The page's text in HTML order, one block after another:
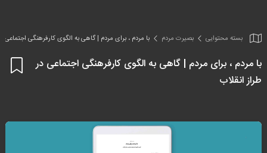
بسته محتوایی بصیرت مردم با مردم ، برای مردم | گاهی به الگوی کارفرهنگی اجتماعی
با مردم ، برای مردم | گاهی به الگوی کارفرهنگی اجتماعی در
طراز انقلاب